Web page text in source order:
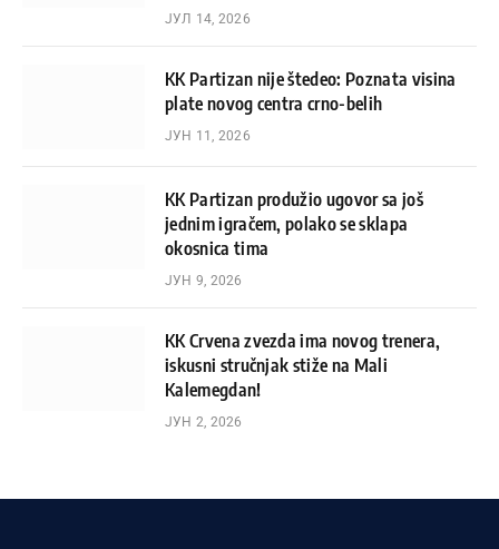
ЈУЛ 14, 2026
KK Partizan nije štedeo: Poznata visina
plate novog centra crno-belih
ЈУН 11, 2026
KK Partizan produžio ugovor sa još
jednim igračem, polako se sklapa
okosnica tima
ЈУН 9, 2026
KK Crvena zvezda ima novog trenera,
iskusni stručnjak stiže na Mali
Kalemegdan!
ЈУН 2, 2026